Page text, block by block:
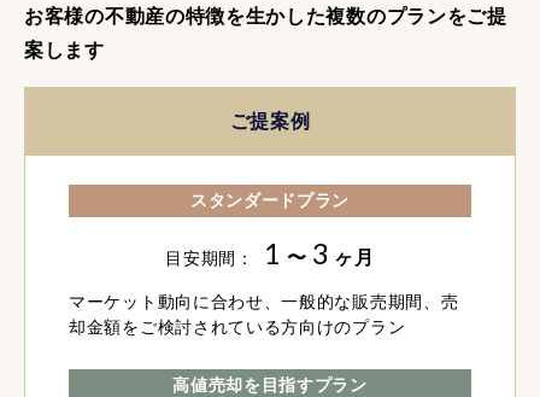
お客様の不動産の特徴を生かした複数のプランをご提
案します
ご提案例
スタンダードプラン
目安期間： 1 〜 3 ヶ月
マーケット動向に合わせ、一般的な販売期間、売
却金額をご検討されている方向けのプラン
高値売却を目指すプラン